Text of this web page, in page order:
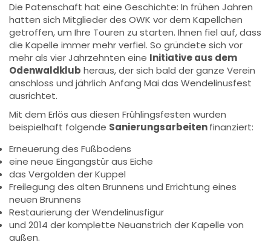
Die Patenschaft hat eine Geschichte: In frühen Jahren
hatten sich Mitglieder des OWK vor dem Kapellchen
getroffen, um Ihre Touren zu starten. Ihnen fiel auf, dass
die Kapelle immer mehr verfiel. So gründete sich vor
mehr als vier Jahrzehnten eine Initiative aus dem
Odenwaldklub heraus, der sich bald der ganze Verein
anschloss und jährlich Anfang Mai das Wendelinusfest
ausrichtet.
Mit dem Erlös aus diesen Frühlingsfesten wurden
beispielhaft folgende Sanierungsarbeitenfinanziert:
Erneuerung des Fußbodens
eine neue Eingangstür aus Eiche
das Vergolden der Kuppel
Freilegung des alten Brunnens und Errichtung eines
neuen Brunnens
Restaurierung der Wendelinusfigur
und 2014 der komplette Neuanstrich der Kapelle von
außen.